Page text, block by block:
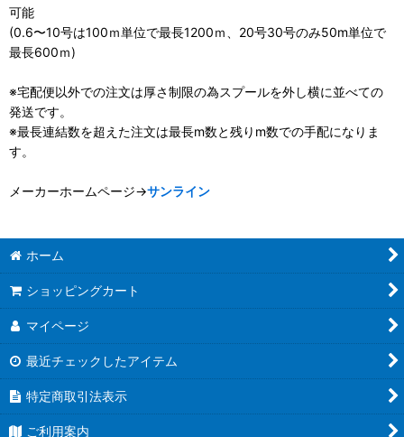
可能
(0.6〜10号は100ｍ単位で最長1200ｍ、20号30号のみ50m単位で
最長600ｍ)
※宅配便以外での注文は厚さ制限の為スプールを外し横に並べての
発送です。
※最長連結数を超えた注文は最長m数と残りm数での手配になりま
す。
メーカーホームページ→サンライン
ホーム
ショッピングカート
マイページ
最近チェックしたアイテム
特定商取引法表示
ご利用案内